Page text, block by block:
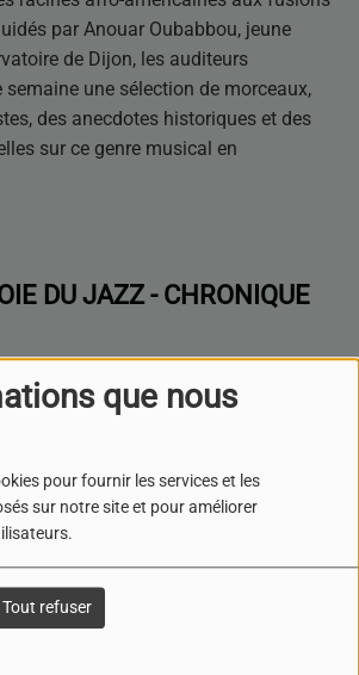
que nous
pour fournir les services et les
sur notre site et pour améliorer
Tout refuser
par Anouar Oubabbou, jeune
de Dijon, les auditeurs
semaine une sélection de morceaux,
des anecdotes historiques et des
sur ce genre musical en
DU JAZZ - CHRONIQUE
DU JAZZ - CHRONIQUE
DU JAZZ - CHRONIQUE
DU JAZZ - CHRONIQUE